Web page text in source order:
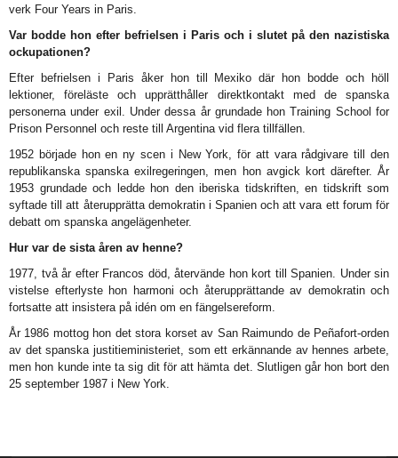
verk Four Years in Paris.
Var bodde hon efter befrielsen i Paris och i slutet på den nazistiska
ockupationen?
Efter befrielsen i Paris åker hon till Mexiko där hon bodde och höll
lektioner, föreläste och upprätthåller direktkontakt med de spanska
personerna under exil. Under dessa år grundade hon Training School for
Prison Personnel och reste till Argentina vid flera tillfällen.
1952 började hon en ny scen i New York, för att vara rådgivare till den
republikanska spanska exilregeringen, men hon avgick kort därefter. År
1953 grundade och ledde hon den iberiska tidskriften, en tidskrift som
syftade till att återupprätta demokratin i Spanien och att vara ett forum för
debatt om spanska angelägenheter.
Hur var de sista åren av henne?
1977, två år efter Francos död, återvände hon kort till Spanien. Under sin
vistelse efterlyste hon harmoni och återupprättande av demokratin och
fortsatte att insistera på idén om en fängelsereform.
År 1986 mottog hon det stora korset av San Raimundo de Peñafort-orden
av det spanska justitieministeriet, som ett erkännande av hennes arbete,
men hon kunde inte ta sig dit för att hämta det. Slutligen går hon bort den
25 september 1987 i New York.